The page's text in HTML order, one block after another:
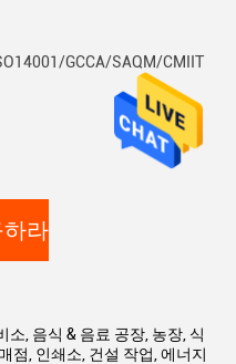
GCCA/SAQM/CMIIT
하라
소, 음식 & 음료 공장, 농장, 식
점, 인쇄소, 건설 작업, 에너지